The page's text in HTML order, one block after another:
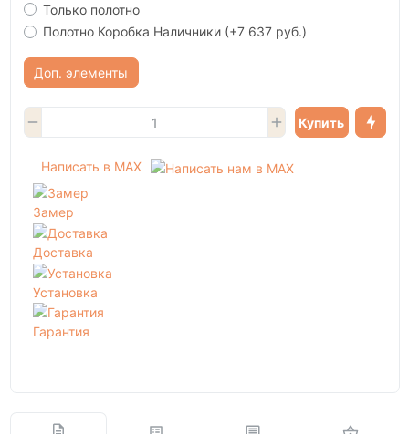
Только полотно
Полотно Коробка Наличники (+7 637 руб.)
Доп. элементы
Купить
Написать в MAX
Замер
Доставка
Установка
Гарантия